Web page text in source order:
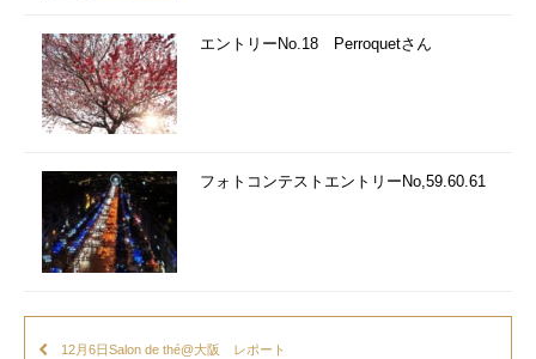
エントリーNo.18 Perroquetさん
フォトコンテストエントリーNo,59.60.61
12月6日Salon de thé@大阪 レポート